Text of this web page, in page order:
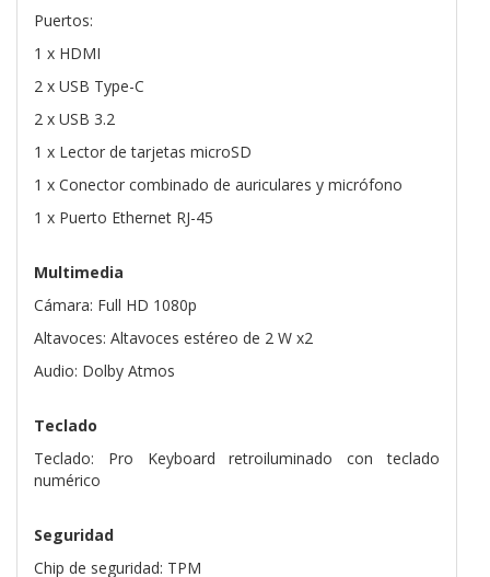
Puertos:
1 x HDMI
2 x USB Type-C
2 x USB 3.2
1 x Lector de tarjetas microSD
1 x Conector combinado de auriculares y micrófono
1 x Puerto Ethernet RJ-45
Multimedia
Cámara: Full HD 1080p
Altavoces: Altavoces estéreo de 2 W x2
Audio: Dolby Atmos
Teclado
Teclado: Pro Keyboard retroiluminado con teclado
numérico
Seguridad
Chip de seguridad: TPM